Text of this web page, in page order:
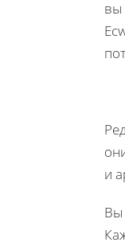
вы
и
Вы